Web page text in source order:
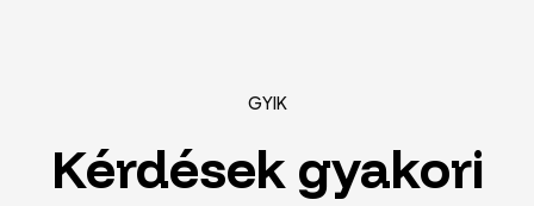
GYIK
Kérdések gyakori